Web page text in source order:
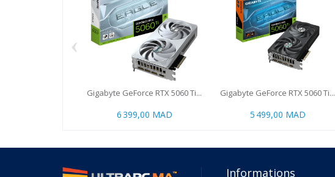
Gigabyte GeForce RTX 5060 Ti...
6 399,00 MAD
Gigabyte GeForce RTX 5060 Ti...
5 499,00 MAD
‹
Informations